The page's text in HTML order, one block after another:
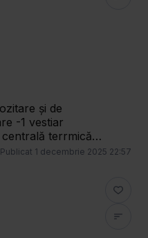
Publicat 1 decembrie 2025 22:57